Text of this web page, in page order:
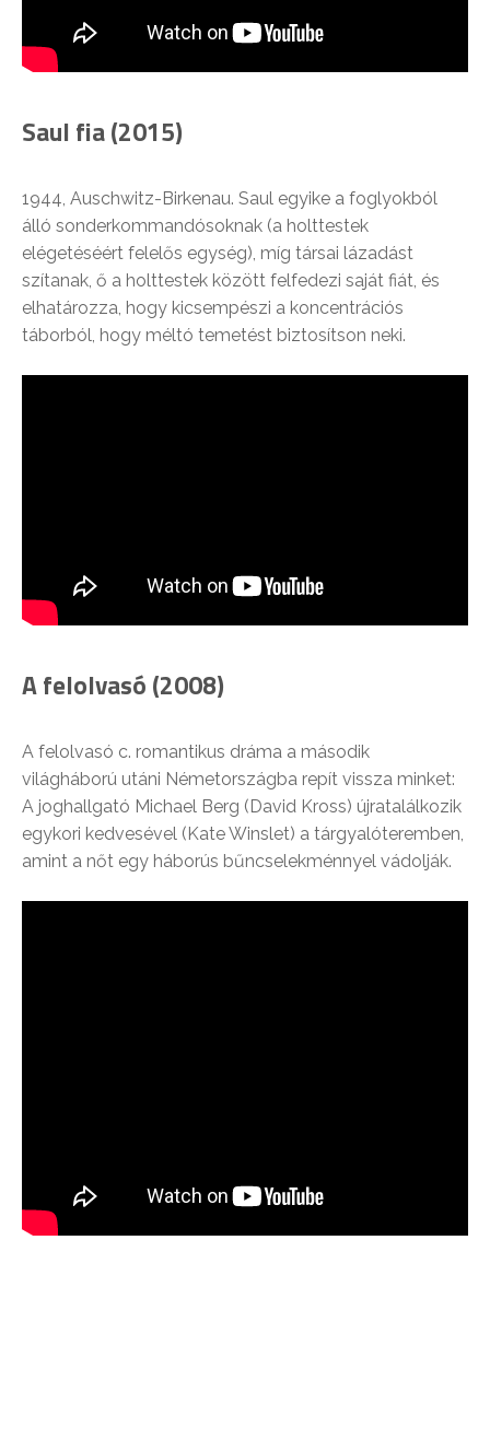
Saul fia (2015)
1944, Auschwitz-Birkenau. Saul egyike a foglyokból
álló sonderkommandósoknak (a holttestek
elégetéséért felelős egység), míg társai lázadást
szítanak, ő a holttestek között felfedezi saját fiát, és
elhatározza, hogy kicsempészi a koncentrációs
táborból, hogy méltó temetést biztosítson neki.
A felolvasó (2008)
A felolvasó c. romantikus dráma a második
világháború utáni Németországba repít vissza minket:
A joghallgató Michael Berg (David Kross) újratalálkozik
egykori kedvesével (Kate Winslet) a tárgyalóteremben,
amint a nőt egy háborús bűncselekménnyel vádolják.